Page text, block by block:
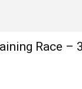
Race –